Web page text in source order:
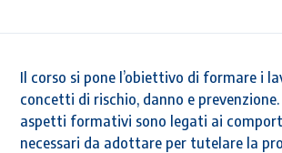
Il corso si pone l’obiettivo di formare i
concetti di rischio, danno e
aspetti formativi sono legati ai
necessari da adottare per tutelare la